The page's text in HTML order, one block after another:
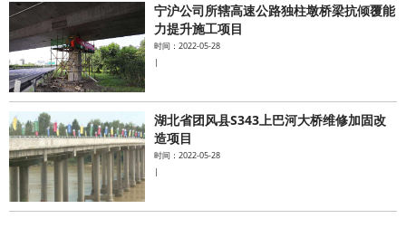
宁沪公司所辖高速公路独柱墩桥梁抗倾覆能
力提升施工项目
时间：2022-05-28
|
湖北省团风县S343上巴河大桥维修加固改
造项目
时间：2022-05-28
|